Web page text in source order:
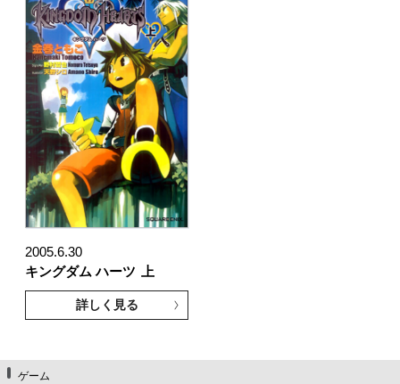
2005.6.30
キングダム ハーツ 上
詳しく見る
ゲーム